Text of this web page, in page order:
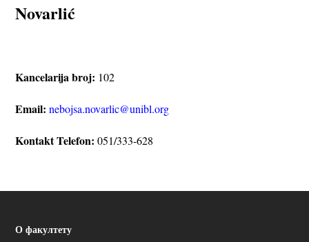
Novarlić
Kancelarija broj: 102
Email: nebojsa.novarlic@unibl.org
Kontakt Telefon: 051/333-628
О факултету